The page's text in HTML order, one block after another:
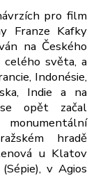
pro film
Franze Kafky
na Českého
světa, a
Indonésie,
Indie a na
opět začal
hradě
u Klatov
v Agios